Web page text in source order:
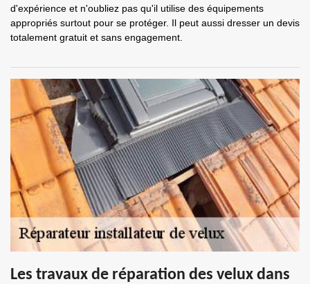
d'expérience et n'oubliez pas qu'il utilise des équipements
appropriés surtout pour se protéger. Il peut aussi dresser un devis
totalement gratuit et sans engagement.
Les travaux de réparation des velux dans